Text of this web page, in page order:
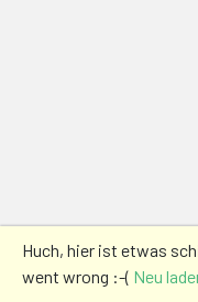
Huch, hier ist etwas
went wrong :-( Neu